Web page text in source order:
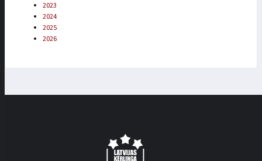
2023
2024
2025
2026